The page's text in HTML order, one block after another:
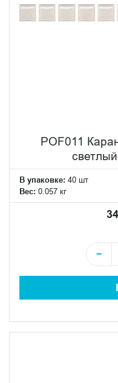
POF011
В упаковке: 40 шт
Вес: 0.057 кг
−